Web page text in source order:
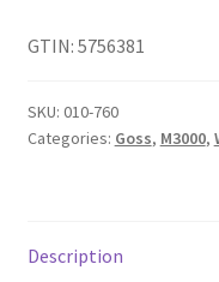
GTIN: 5756381
SKU: 010-760
Categories: Goss, M3000,
Description